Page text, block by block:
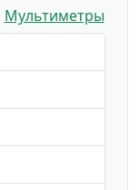
Мультиметры